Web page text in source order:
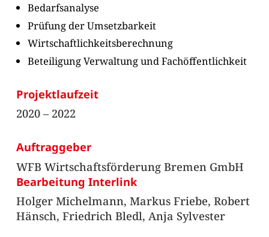
Bedarfsanalyse
Prüfung der Umsetzbarkeit
Wirtschaftlichkeitsberechnung
Beteiligung Verwaltung und Fachöffentlichkeit
Projektlaufzeit
2020 – 2022
Auftraggeber
WFB Wirtschaftsförderung Bremen GmbH
Bearbeitung Interlink
Holger Michelmann, Markus Friebe, Robert
Hänsch, Friedrich Bledl, Anja Sylvester